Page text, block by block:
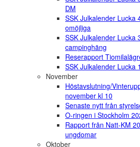
DM
SSK Julkalender Lucka
omöjliga
SSK Julkalender Lucka
campinghäng
Reserapport
SSK Julkalender Lucka 1
November
Höstavslutning/
november kl 10
Senaste nytt från
O-ringen i Stockholm
Rapport från Natt-KM
ungdomar
Oktober